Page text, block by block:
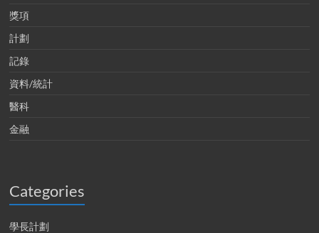
獎項
計劃
記錄
資料/統計
醫科
金融
Categories
學長計劃